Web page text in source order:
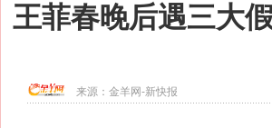
王菲春晚后遇三大
来源： 金羊网-新快报